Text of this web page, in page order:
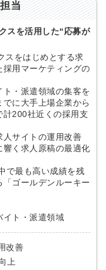
当
スを活用した“応募が
スをはじめとする求
採用マーケティングの
・派遣領域の集客を
に大手上場企業から
計200社近くの採用支
人サイトの運用改善
く求人原稿の最適化
で最も高い成績を残
「ゴールデンルーキー
イト・派遣領域
改善
上